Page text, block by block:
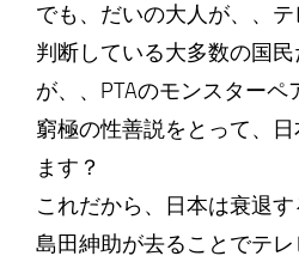
でも、だいの大人が、、
判断している大多数の国
が、、PTAのモンスターペ
窮極の性善説をとって、
ます？
これだから、日本は衰退す
島田紳助が去ることでテ